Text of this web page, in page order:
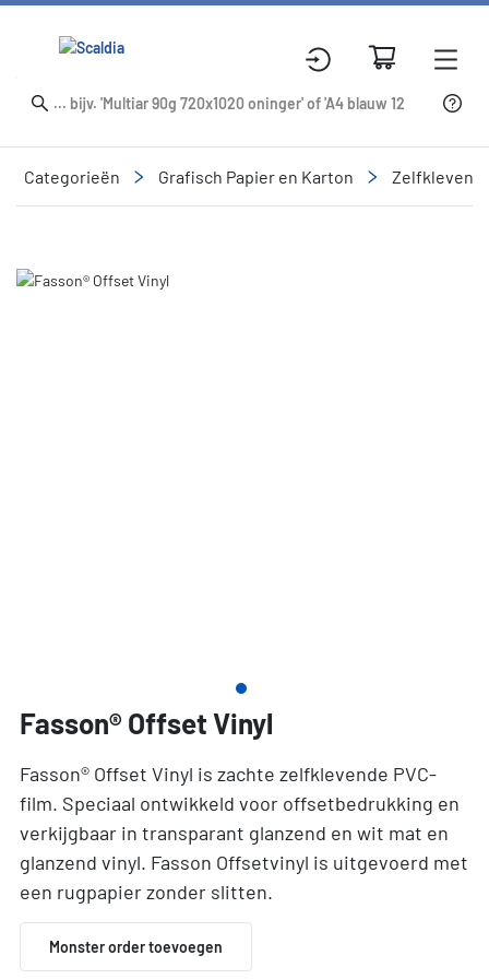
Categorieën Grafisch Papier en Karton Zelfklevend
Slide 1 of 1
Fasson® Offset Vinyl
Fasson® Offset Vinyl is zachte zelfklevende PVC-
film. Speciaal ontwikkeld voor offsetbedrukking en
verkijgbaar in transparant glanzend en wit mat en
glanzend vinyl. Fasson Offsetvinyl is uitgevoerd met
een rugpapier zonder slitten.
Monster order toevoegen